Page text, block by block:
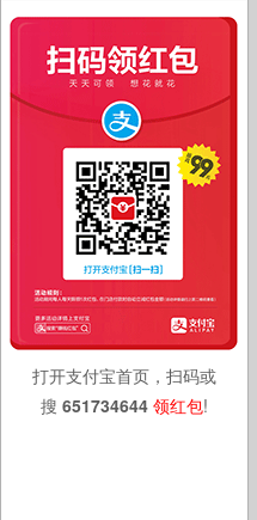
打开支付宝首页，扫码或
搜 651734644 领红包!